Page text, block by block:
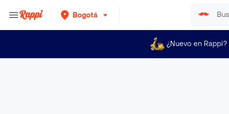
Bogotá
¿Nuevo en Rappi?